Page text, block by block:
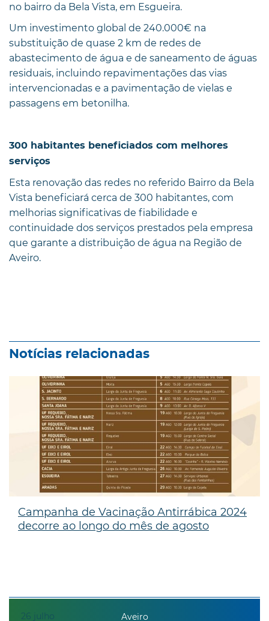
no bairro da Bela Vista, em Esgueira.
Um investimento global de 240.000€ na
substituição de quase 2 km de redes de
abastecimento de água e de saneamento de águas
residuais, incluindo repavimentações das vias
intervencionadas e a pavimentação de vielas e
passagens em betonilha.
300 habitantes beneficiados com melhores
serviços
Esta renovação das redes no referido Bairro da Bela
Vista beneficiará cerca de 300 habitantes, com
melhorias significativas de fiabilidade e
continuidade dos serviços prestados pela empresa
que garante a distribuição de água na Região de
Aveiro.
Notícias relacionadas
26 julho
Campanha de Vacinação Antirrábica 2024
decorre ao longo do mês de agosto
Aveiro